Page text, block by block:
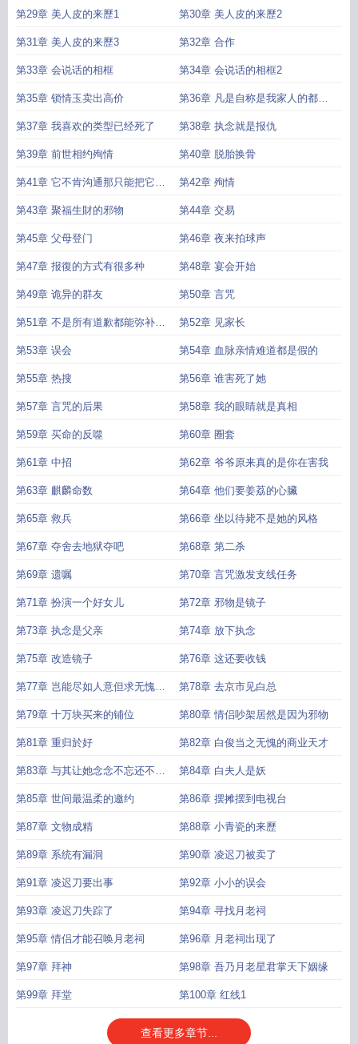
第29章 美人皮的来歷1 第30章 美人皮的来歷2
第31章 美人皮的来歷3 第32章 合作
第33章 会说话的相框 第34章 会说话的相框2
第35章 锁情玉卖出高价 第36章 凡是自称是我家人的都是
骗子
第37章 我喜欢的类型已经死了 第38章 执念就是报仇
第39章 前世相约殉情 第40章 脱胎换骨
第41章 它不肯沟通那只能把它骗
出来
第42章 殉情
第43章 聚福生財的邪物 第44章 交易
第45章 父母登门 第46章 夜来拍球声
第47章 报復的方式有很多种 第48章 宴会开始
第49章 诡异的群友 第50章 言咒
第51章 不是所有道歉都能弥补过
错
第52章 见家长
第53章 误会 第54章 血脉亲情难道都是假的
第55章 热搜 第56章 谁害死了她
第57章 言咒的后果 第58章 我的眼睛就是真相
第59章 买命的反噬 第60章 圈套
第61章 中招 第62章 爷爷原来真的是你在害我
第63章 麒麟命数 第64章 他们要姜荔的心臟
第65章 救兵 第66章 坐以待毙不是她的风格
第67章 夺舍去地狱夺吧 第68章 第二杀
第69章 遗嘱 第70章 言咒激发支线任务
第71章 扮演一个好女儿 第72章 邪物是镜子
第73章 执念是父亲 第74章 放下执念
第75章 改造镜子 第76章 这还要收钱
第77章 岂能尽如人意但求无愧於
心
第78章 去京市见白总
第79章 十万块买来的铺位 第80章 情侣吵架居然是因为邪物
第81章 重归於好 第82章 白俊当之无愧的商业天才
第83章 与其让她念念不忘还不如
了断这份感情
第84章 白夫人是妖
第85章 世间最温柔的邀约 第86章 摆摊摆到电视台
第87章 文物成精 第88章 小青瓷的来歷
第89章 系统有漏洞 第90章 凌迟刀被卖了
第91章 凌迟刀要出事 第92章 小小的误会
第93章 凌迟刀失踪了 第94章 寻找月老祠
第95章 情侣才能召唤月老祠 第96章 月老祠出现了
第97章 拜神 第98章 吾乃月老星君掌天下姻缘
第99章 拜堂 第100章 红线1
查看更多章节...